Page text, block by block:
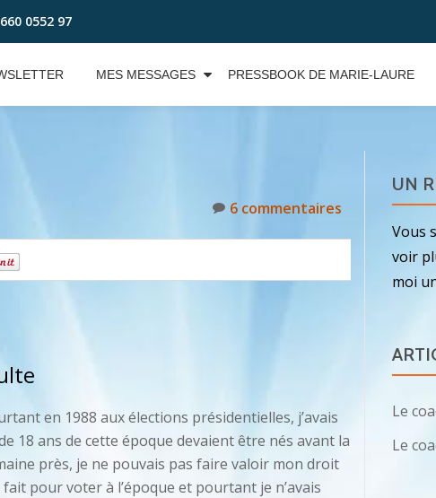
0552 97
MES MESSAGES PRESSBOOK DE MARIE-LAURE
6 commentaires
en 1988 aux élections présidentielles, j’avais
18 ans de cette époque devaient être nés avant la
près, je ne pouvais pas faire valoir mon droit
pour voter à l’époque et pourtant je n’avais
UN
Vous
voir
moi
Le
Le